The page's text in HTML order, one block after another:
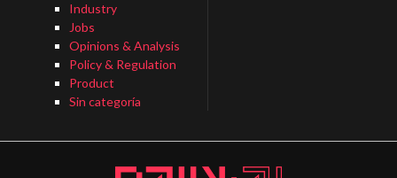
Industry
Jobs
Opinions & Analysis
Policy & Regulation
Product
Sin categoría